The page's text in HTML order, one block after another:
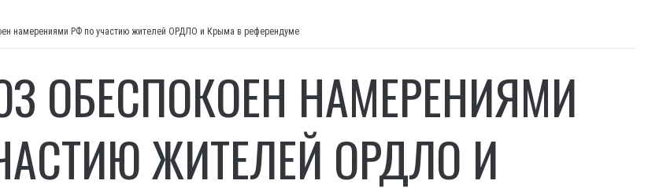
намерениями РФ по участию жителей ОРДЛО и Крыма в референдуме
ОБЕСПОКОЕН НАМЕРЕНИЯМИ
ЖИТЕЛЕЙ ОРДЛО И